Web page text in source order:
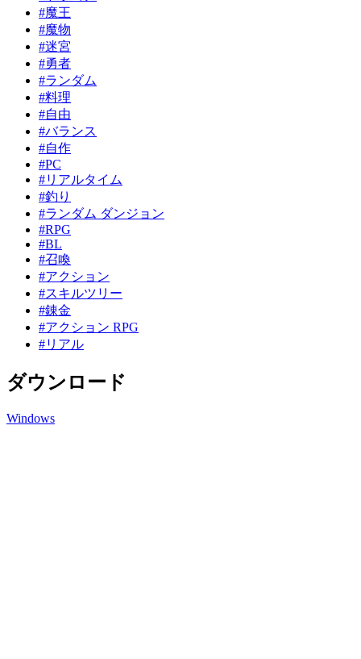
#魔王
#魔物
#迷宮
#勇者
#ランダム
#料理
#自由
#バランス
#自作
#PC
#リアルタイム
#釣り
#ランダム ダンジョン
#RPG
#BL
#召喚
#アクション
#スキルツリー
#錬金
#アクション RPG
#リアル
ダウンロード
Windows